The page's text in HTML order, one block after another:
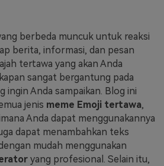
berbeda muncuk untuk reaksi
berita, informasi, dan pesan
tertawa yang akan Anda
sangat bergantung pada
ingin Anda sampaikan. Blog ini
jenis meme Emoji tertawa,
Anda dapat menggunakannya
dapat menambahkan teks
mudah menggunakan
yang profesional. Selain itu,